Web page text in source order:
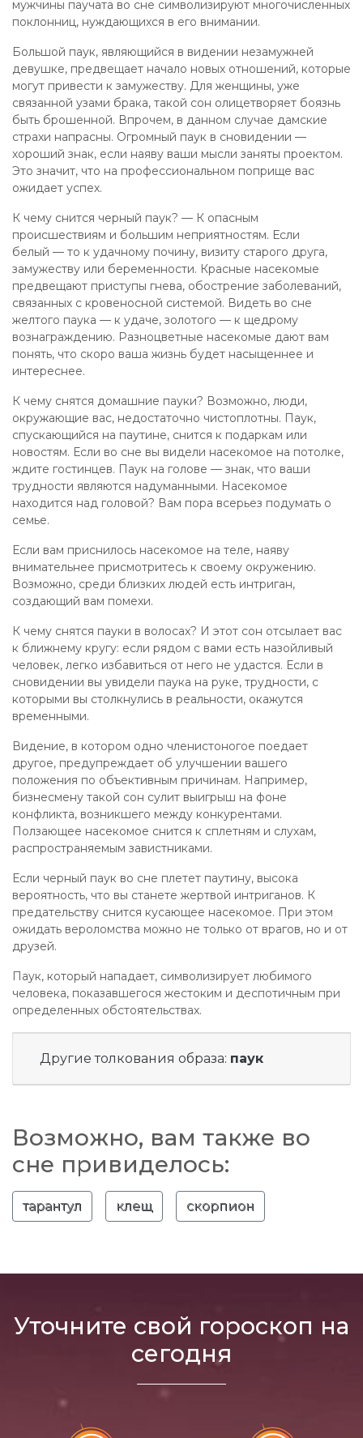
мужчины паучата во сне символизируют многочисленных
поклонниц, нуждающихся в его внимании.
Большой паук, являющийся в видении незамужней
девушке, предвещает начало новых отношений, которые
могут привести к замужеству. Для женщины, уже
связанной узами брака, такой сон олицетворяет боязнь
быть брошенной. Впрочем, в данном случае дамские
страхи напрасны. Огромный паук в сновидении —
хороший знак, если наяву ваши мысли заняты проектом.
Это значит, что на профессиональном поприще вас
ожидает успех.
К чему снится черный паук? — К опасным
происшествиям и большим неприятностям. Если
белый — то к удачному почину, визиту старого друга,
замужеству или беременности. Красные насекомые
предвещают приступы гнева, обострение заболеваний,
связанных с кровеносной системой. Видеть во сне
желтого паука — к удаче, золотого — к щедрому
вознаграждению. Разноцветные насекомые дают вам
понять, что скоро ваша жизнь будет насыщеннее и
интереснее.
К чему снятся домашние пауки? Возможно, люди,
окружающие вас, недостаточно чистоплотны. Паук,
спускающийся на паутине, снится к подаркам или
новостям. Если во сне вы видели насекомое на потолке,
ждите гостинцев. Паук на голове — знак, что ваши
трудности являются надуманными. Насекомое
находится над головой? Вам пора всерьез подумать о
семье.
Если вам приснилось насекомое на теле, наяву
внимательнее присмотритесь к своему окружению.
Возможно, среди близких людей есть интриган,
создающий вам помехи.
К чему снятся пауки в волосах? И этот сон отсылает вас
к ближнему кругу: если рядом с вами есть назойливый
человек, легко избавиться от него не удастся. Если в
сновидении вы увидели паука на руке, трудности, с
которыми вы столкнулись в реальности, окажутся
временными.
Видение, в котором одно членистоногое поедает
другое, предупреждает об улучшении вашего
положения по объективным причинам. Например,
бизнесмену такой сон сулит выигрыш на фоне
конфликта, возникшего между конкурентами.
Ползающее насекомое снится к сплетням и слухам,
распространяемым завистниками.
Если черный паук во сне плетет паутину, высока
вероятность, что вы станете жертвой интриганов. К
предательству снится кусающее насекомое. При этом
ожидать вероломства можно не только от врагов, но и от
друзей.
Паук, который нападает, символизирует любимого
человека, показавшегося жестоким и деспотичным при
определенных обстоятельствах.
Другие толкования образа: паук
Возможно, вам также во
сне привиделось:
тарантул клещ скорпион
Уточните свой гороскоп на
сегодня